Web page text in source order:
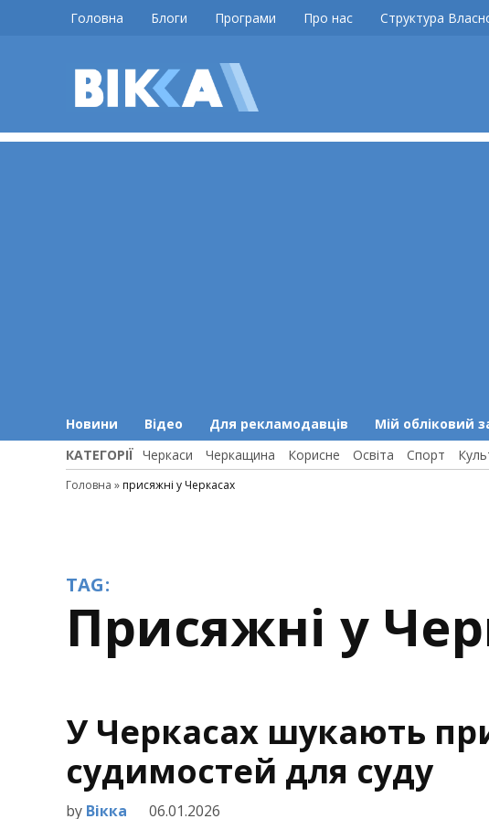
Головна Блоги Програми Про нас Структура
Новини Відео Для рекламодавців Мій обліковий
КАТЕГОРІЇ Черкаси Черкащина Корисне Освіта Спорт
Головна » присяжні у Черкасах
TAG:
присяжні у
У Черкасах шукають
судимостей для суду
by Вікка 06.01.2026